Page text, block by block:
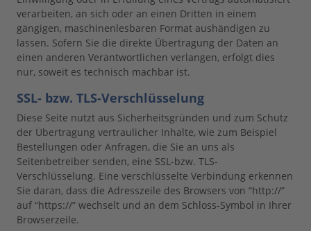
verarbeiten, an sich oder an einen Dritten in einem
gängigen, maschinenlesbaren Format aushändigen zu
lassen. Sofern Sie die direkte Übertragung der Daten an
einen anderen Verantwortlichen verlangen, erfolgt dies
nur, soweit es technisch machbar ist.
SSL- bzw. TLS-Verschlüsselung
Diese Seite nutzt aus Sicherheitsgründen und zum Schutz
der Übertragung vertraulicher Inhalte, wie zum Beispiel
Bestellungen oder Anfragen, die Sie an uns als
Seitenbetreiber senden, eine SSL-bzw. TLS-
Verschlüsselung. Eine verschlüsselte Verbindung erkennen
Sie daran, dass die Adresszeile des Browsers von “http://”
auf “https://” wechselt und an dem Schloss-Symbol in Ihrer
Browserzeile.